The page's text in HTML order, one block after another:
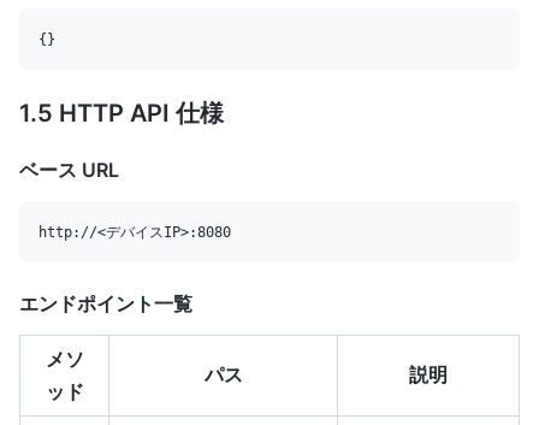
1.5 HTTP API 仕様
ベース URL
エンドポイント一覧
メソ
ッド
パス 説明